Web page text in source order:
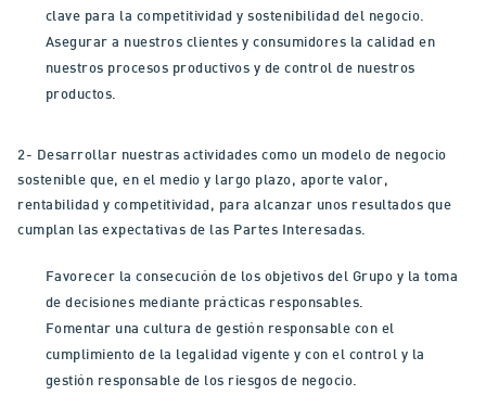
clave para la competitividad y sostenibilidad del negocio.
Asegurar a nuestros clientes y consumidores la calidad en
nuestros procesos productivos y de control de nuestros
productos.
2- Desarrollar nuestras actividades como un modelo de negocio
sostenible que, en el medio y largo plazo, aporte valor,
rentabilidad y competitividad, para alcanzar unos resultados que
cumplan las expectativas de las Partes Interesadas.
Favorecer la consecución de los objetivos del Grupo y la toma
de decisiones mediante prácticas responsables.
Fomentar una cultura de gestión responsable con el
cumplimiento de la legalidad vigente y con el control y la
gestión responsable de los riesgos de negocio.